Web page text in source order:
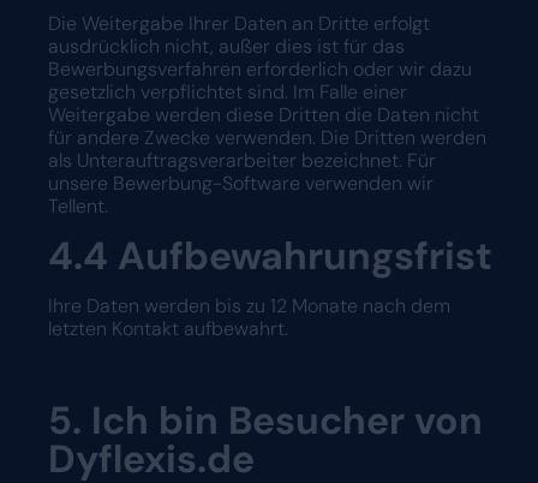
Die Weitergabe Ihrer Daten an Dritte erfolgt
ausdrücklich nicht, außer dies ist für das
Bewerbungsverfahren erforderlich oder wir dazu
gesetzlich verpflichtet sind. Im Falle einer
Weitergabe werden diese Dritten die Daten nicht
für andere Zwecke verwenden. Die Dritten werden
als Unterauftragsverarbeiter bezeichnet. Für
unsere Bewerbung-Software verwenden wir
Tellent.
4.4 Aufbewahrungsfrist
Ihre Daten werden bis zu 12 Monate nach dem
letzten Kontakt aufbewahrt.
5. Ich bin Besucher von
Dyflexis.de